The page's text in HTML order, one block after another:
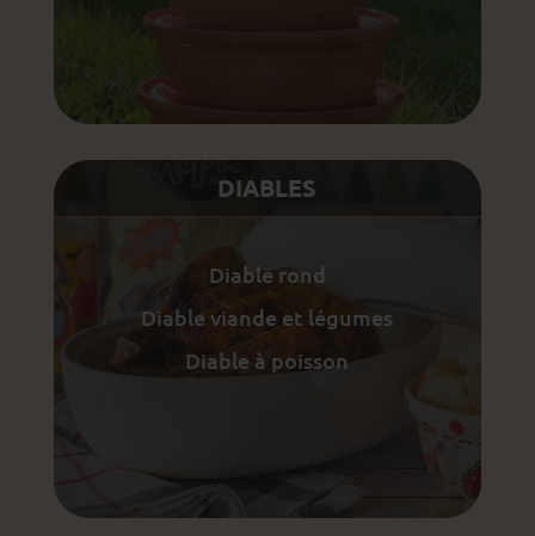
DIABLES
Diable rond
Diable viande et légumes
Diable à poisson